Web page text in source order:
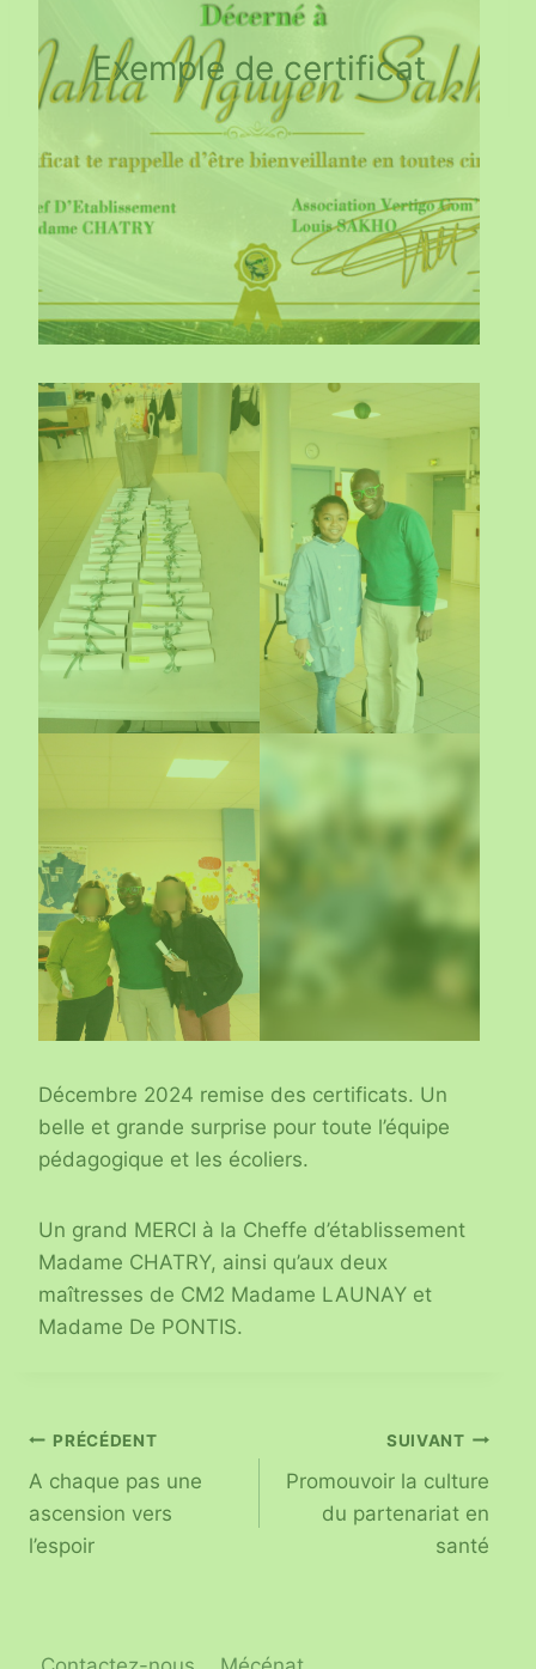
Exemple de certificat
Décembre 2024 remise des certificats. Un
belle et grande surprise pour toute l’équipe
pédagogique et les écoliers.
Un grand MERCI à la Cheffe d’établissement
Madame CHATRY, ainsi qu’aux deux
maîtresses de CM2 Madame LAUNAY et
Madame De PONTIS.
PRÉCÉDENT
A chaque pas une
ascension vers
l’espoir
SUIVANT
Promouvoir la culture
du partenariat en
santé